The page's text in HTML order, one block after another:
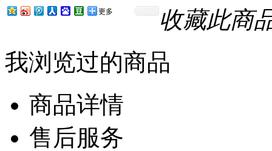
收藏此商
更多
我浏览过的商品
商品详情
售后服务